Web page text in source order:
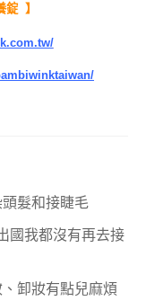
錠 】
髮和接睫毛
國我都沒有再去接
卸妝有點兒麻煩